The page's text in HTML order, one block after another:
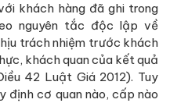
khách hàng đã ghi trong
nguyên tắc độc lập về
trách nhiệm trước khách
khách quan của kết quả
42 Luật Giá 2012). Tuy
định cơ quan nào, cấp nào